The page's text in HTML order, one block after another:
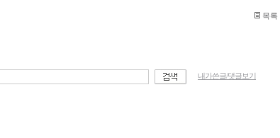
목록
내가쓴글/댓글보기